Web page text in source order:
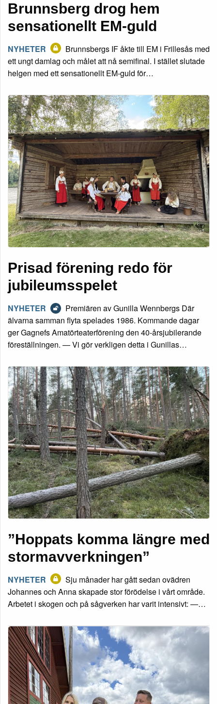
Brunnsberg drog hem
sensationellt EM-guld
NYHETER
Brunnsbergs IF åkte till EM i Frillesås med
ett ungt damlag och målet att nå semifinal. I stället slutade
helgen med ett sensationellt EM-guld för…
Prisad förening redo för
jubileumsspelet
NYHETER
Premiären av Gunilla Wennbergs Där
älvarna samman flyta spelades 1986. Kommande dagar
ger Gagnefs Amatörteaterförening den 40-årsjubilerande
föreställningen. — Vi gör verkligen detta i Gunillas…
”Hoppats komma längre med
stormavverkningen”
NYHETER
Sju månader har gått sedan ovädren
Johannes och Anna skapade stor förödelse i vårt område.
Arbetet i skogen och på sågverken har varit intensivt: —…